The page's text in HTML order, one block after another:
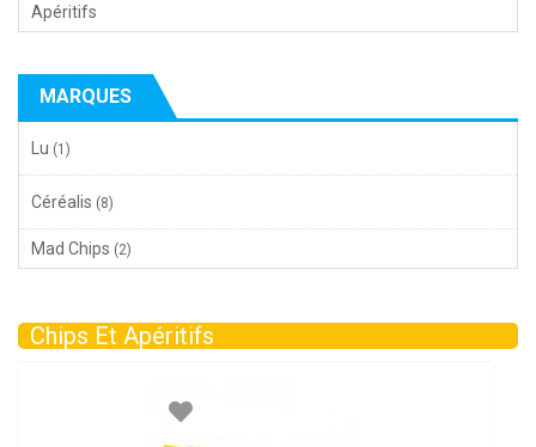
Apéritifs
MARQUES
Lu (1)
Céréalis (8)
Mad Chips (2)
Chips Et Apéritifs